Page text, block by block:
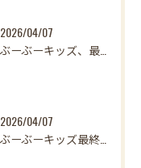
2026/04/07
2026/04/07